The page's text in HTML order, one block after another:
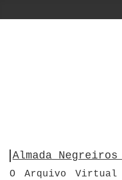
Almada
O Arquivo Virtual